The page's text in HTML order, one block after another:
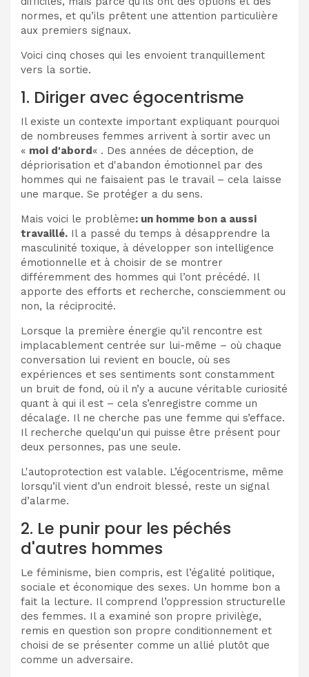
normes, et qu’ils prêtent une attention particulière
aux premiers signaux.
Voici cinq choses qui les envoient tranquillement
vers la sortie.
1. Diriger avec égocentrisme
Il existe un contexte important expliquant pourquoi
de nombreuses femmes arrivent à sortir avec un
« moi d'abord« . Des années de déception, de
dépriorisation et d'abandon émotionnel par des
hommes qui ne faisaient pas le travail – cela laisse
une marque. Se protéger a du sens.
Mais voici le problème: un homme bon a aussi
travaillé. Il a passé du temps à désapprendre la
masculinité toxique, à développer son intelligence
émotionnelle et à choisir de se montrer
différemment des hommes qui l’ont précédé. Il
apporte des efforts et recherche, consciemment ou
non, la réciprocité.
Lorsque la première énergie qu’il rencontre est
implacablement centrée sur lui-même – où chaque
conversation lui revient en boucle, où ses
expériences et ses sentiments sont constamment
un bruit de fond, où il n’y a aucune véritable curiosité
quant à qui il est – cela s’enregistre comme un
décalage. Il ne cherche pas une femme qui s’efface.
Il recherche quelqu'un qui puisse être présent pour
deux personnes, pas une seule.
L'autoprotection est valable. L’égocentrisme, même
lorsqu’il vient d’un endroit blessé, reste un signal
d’alarme.
2. Le punir pour les péchés
d'autres hommes
Le féminisme, bien compris, est l’égalité politique,
sociale et économique des sexes. Un homme bon a
fait la lecture. Il comprend l’oppression structurelle
des femmes. Il a examiné son propre privilège,
remis en question son propre conditionnement et
choisi de se présenter comme un allié plutôt que
comme un adversaire.